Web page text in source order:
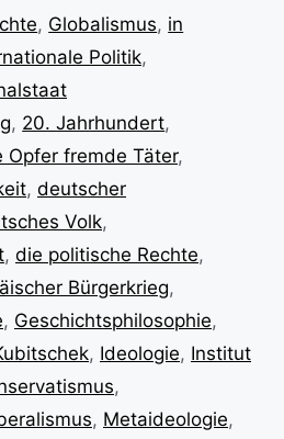
, Globalismus, in
Politik,
, 20. Jahrhundert,
Opfer fremde Täter,
, deutscher
Volk,
, die politische Rechte,
Bürgerkrieg,
, Geschichtsphilosophie,
, Ideologie, Institut
,
, Metaideologie,